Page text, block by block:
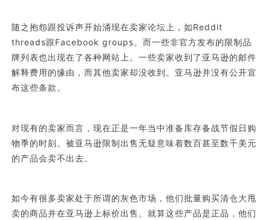
随之抱怨跟投诉声开始涌现在卖家论坛上，如Reddit
threads跟Facebook groups。而一些非官方发布的限制品
牌列表也出现在了各种网站上。一些卖家收到了亚马逊的邮件
解释费用的缘由，而其他卖家却没收到。亚马逊并没有公开宣
布这些条款。
对现有的卖家而言，现在正是一年当中准备库存备战节假日购
物季的时刻。被亚马逊限制出售无疑意味着数百甚至数千美元
的产品会卖不出去。
如今有很多卖家处于所谓的灰色市场，他们批量购买清仓大甩
卖的商品并在亚马逊上标价出售。就算这些产品是正品，他们